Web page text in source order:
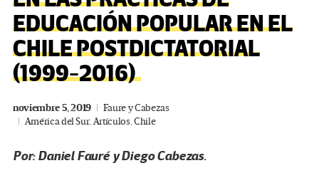
EDUCACIÓN POPULAR EN EL
CHILE POSTDICTATORIAL
(1999-2016)
noviembre 5, 2019
Faure y Cabezas
América del Sur,Artículos,Chile
Por: Daniel Fauré yDiego Cabezas.